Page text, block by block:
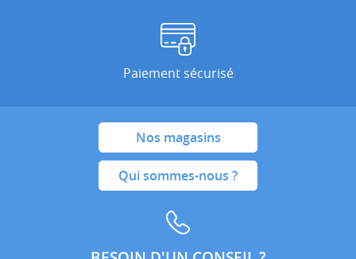
Paiement sécurisé
Nos magasins
Qui sommes-nous ?